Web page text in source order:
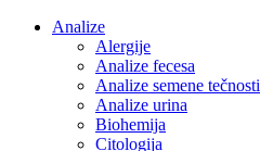
Analize
Alergije
Analize fecesa
Analize semene tečnosti
Analize urina
Biohemija
Citologija